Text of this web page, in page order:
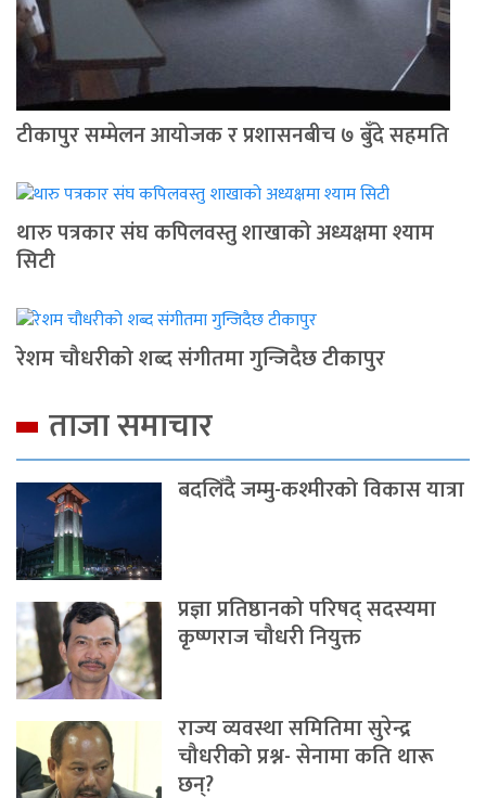
टीकापुर सम्मेलन आयोजक र प्रशासनबीच ७ बुँदे सहमति
थारु पत्रकार संघ कपिलवस्तु शाखाको अध्यक्षमा श्याम
सिटी
रेशम चौधरीको शब्द संगीतमा गुन्जिदैछ टीकापुर
ताजा समाचार
बदलिँदै जम्मु-कश्मीरको विकास यात्रा
प्रज्ञा प्रतिष्ठानको परिषद् सदस्यमा
कृष्णराज चौधरी नियुक्त
राज्य व्यवस्था समितिमा सुरेन्द्र
चौधरीको प्रश्न- सेनामा कति थारू
छन्?